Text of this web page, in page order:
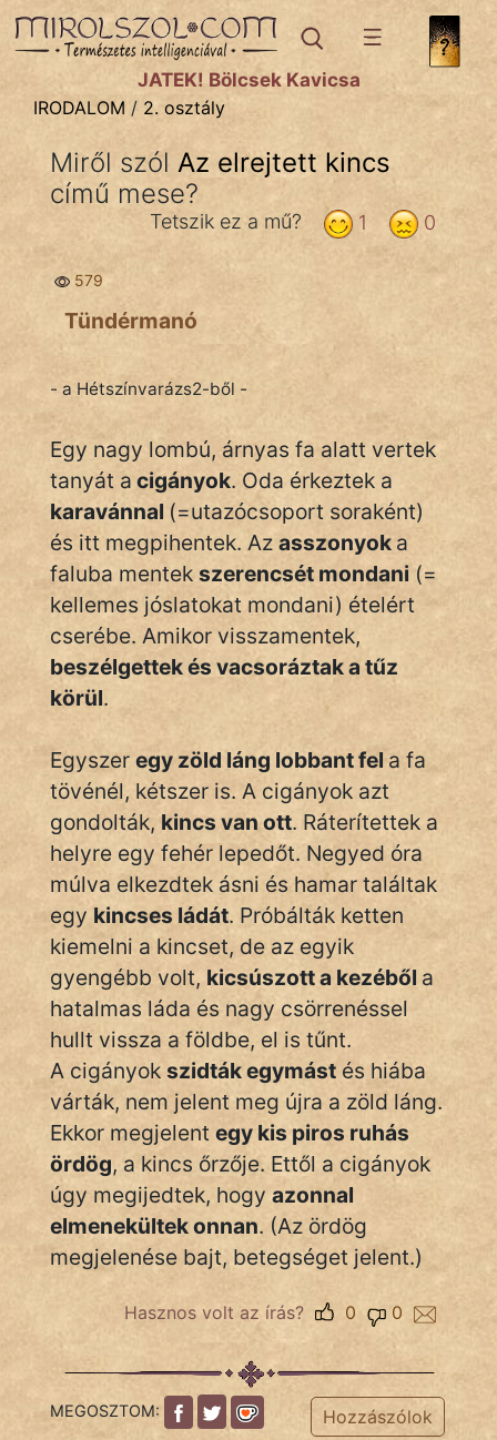
IRODALOMtémák:
Dráma
Költemény
Komédia
Kötelező
Mitológia
Monda
Novella
És
Elbeszélés
Regény
Tanmese
Vers
IRODALOM
SZÓLÁS
És
KÖZMONDÁS
PSZICHO
ZENE
FILM
ÉLETMÓD
MAGYARSÁG
TÖRTÉNELEM
Népszerű szerzőink:
JÁTÉK! Bölcsek Kavicsa
IRODALOM / 2. osztály
Miről szól Az elrejtett kincs
című mese?
0
1
Tetszik ez a mű?
579
Tündérmanó
- a Hétszínvarázs2-ből -
Egy nagy lombú, árnyas fa alatt vertek
tanyát a cigányok. Oda érkeztek a
karavánnal (=utazócsoport soraként)
és itt megpihentek. Az asszonyok a
faluba mentek szerencsét mondani (=
kellemes jóslatokat mondani) ételért
cserébe. Amikor visszamentek,
beszélgettek és vacsoráztak a tűz
körül.
Egyszer egy zöld láng lobbant fel a fa
tövénél, kétszer is. A cigányok azt
gondolták,kincs van ott. Ráterítettek a
helyre egy fehér lepedőt. Negyed óra
múlva elkezdtek ásni és hamar találtak
egy kincses ládát. Próbálták ketten
kiemelni a kincset, de az egyik
gyengébb volt, kicsúszott a kezéből a
hatalmas láda és nagy csörrenéssel
hullt vissza a földbe, el is tűnt.
A cigányok szidták egymást és hiába
várták, nem jelent meg újra a zöld láng.
Ekkor megjelent egy kis piros ruhás
ördög, a kincs őrzője. Ettől a cigányok
úgy megijedtek, hogyazonnal
elmenekültek onnan. (Az ördög
megjelenése bajt, betegséget jelent.)
Hasznos volt az írás? 0
0
MEGOSZTOM: Hozzászólok